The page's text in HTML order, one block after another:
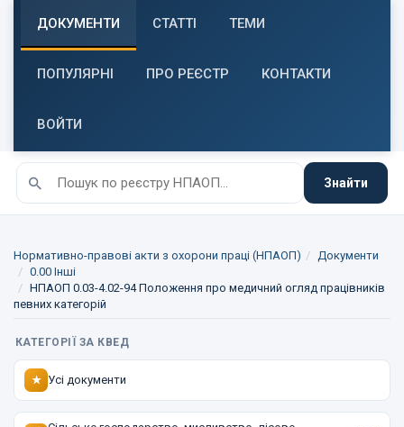
ДОКУМЕНТИ СТАТТІ ТЕМИ
ПОПУЛЯРНІ ПРО РЕЄСТР КОНТАКТИ
ВОЙТИ
Знайти
Нормативно-правові акти з охорони праці (НПАОП)
Документи
0.00 Інші
НПАОП 0.03-4.02-94 Положення про медичний огляд працівників
певних категорій
КАТЕГОРІЇ ЗА КВЕД
★ Усі документи